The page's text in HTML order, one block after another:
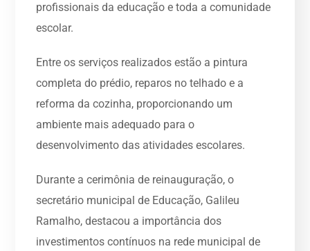
profissionais da educação e toda a comunidade
escolar.
Entre os serviços realizados estão a pintura
completa do prédio, reparos no telhado e a
reforma da cozinha, proporcionando um
ambiente mais adequado para o
desenvolvimento das atividades escolares.
Durante a cerimônia de reinauguração, o
secretário municipal de Educação, Galileu
Ramalho, destacou a importância dos
investimentos contínuos na rede municipal de